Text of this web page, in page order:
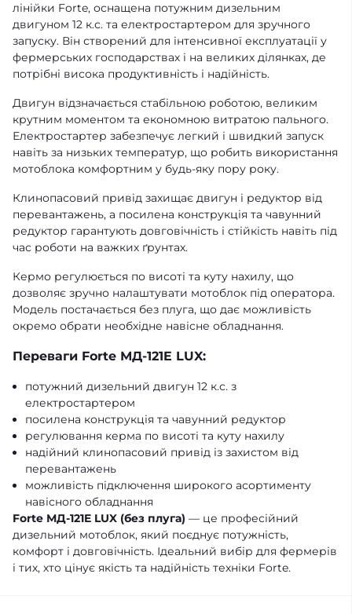
лінійки Forte, оснащена потужним дизельним
двигуном 12 к.с. та електростартером для зручного
запуску. Він створений для інтенсивної експлуатації у
фермерських господарствах і на великих ділянках, де
потрібні висока продуктивність і надійність.
Двигун відзначається стабільною роботою, великим
крутним моментом та економною витратою пального.
Електростартер забезпечує легкий і швидкий запуск
навіть за низьких температур, що робить використання
мотоблока комфортним у будь-яку пору року.
Клинопасовий привід захищає двигун і редуктор від
перевантажень, а посилена конструкція та чавунний
редуктор гарантують довговічність і стійкість навіть під
час роботи на важких ґрунтах.
Кермо регулюється по висоті та куту нахилу, що
дозволяє зручно налаштувати мотоблок під оператора.
Модель постачається без плуга, що дає можливість
окремо обрати необхідне навісне обладнання.
Переваги Forte МД-121E LUX:
потужний дизельний двигун 12 к.с. з
електростартером
посилена конструкція та чавунний редуктор
регулювання керма по висоті та куту нахилу
надійний клинопасовий привід із захистом від
перевантажень
можливість підключення широкого асортименту
навісного обладнання
Forte МД-121E LUX (без плуга) — це професійний
дизельний мотоблок, який поєднує потужність,
комфорт і довговічність. Ідеальний вибір для фермерів
і тих, хто цінує якість та надійність техніки Forte.